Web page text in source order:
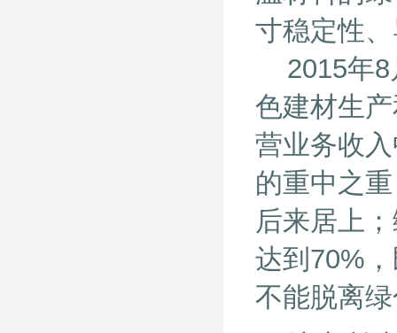
寸稳定性
2015年8
色建材生
营业务收
的重中之
后来居上
达到70%
不能脱离